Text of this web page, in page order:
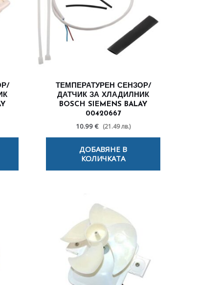
ТЕМПЕРАТУРЕН СЕНЗОР/
ДАТЧИК ЗА ХЛАДИЛНИК
BOSCH SIEMENS BALAY
00420667
10.99 € (21.49 лв.)
ДОБАВЯНЕ В
КОЛИЧКАТА